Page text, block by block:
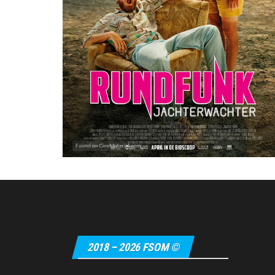
2018 – 2026 FSOM ©